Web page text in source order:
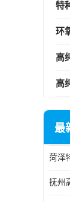
特
环
高
高
最
菏泽